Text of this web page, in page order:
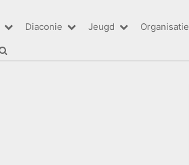
Diaconie Jeugd Organisatie